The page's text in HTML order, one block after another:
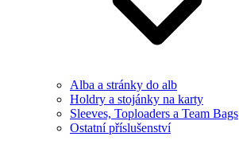
Alba a stránky do alb
Holdry a stojánky na karty
Sleeves, Toploaders a Team Bags
Ostatní příslušenství